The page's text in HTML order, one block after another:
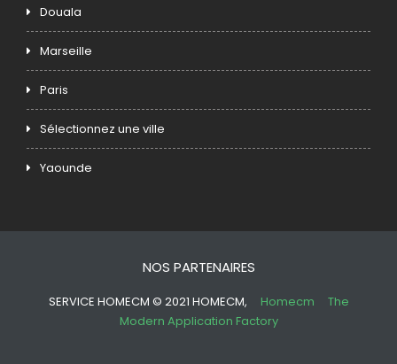
Douala
Marseille
Paris
Sélectionnez une ville
Yaounde
NOS PARTENAIRES
SERVICE HOMECM © 2021 HOMECM, Homecm
The
Modern Application Factory